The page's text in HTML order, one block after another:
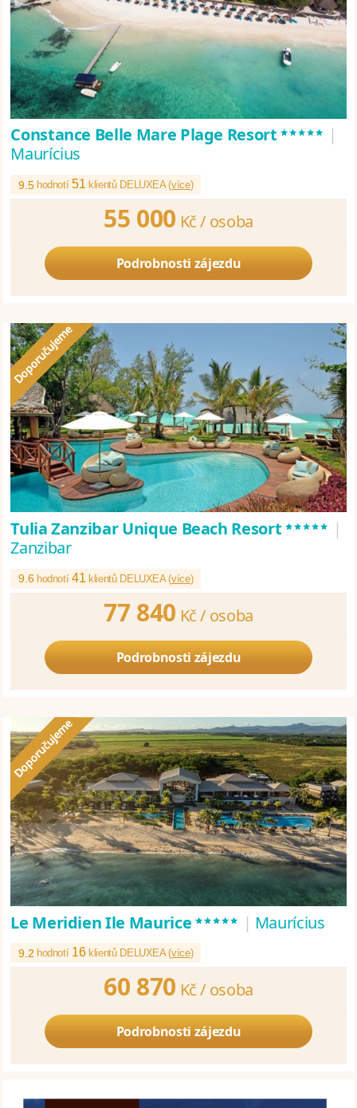
Constance Belle Mare Plage Resort***** |
Maurícius
9.5 hodnotí51klientů DELUXEA (více)
55 000 Kč / osoba
Podrobnosti zájezdu
Tulia Zanzibar Unique Beach Resort***** |
Zanzibar
9.6 hodnotí41 klientů DELUXEA (více)
77 840 Kč / osoba
Podrobnosti zájezdu
Le Meridien Ile Maurice***** | Maurícius
9.2 hodnotí 16klientů DELUXEA (více)
60 870 Kč / osoba
Podrobnosti zájezdu